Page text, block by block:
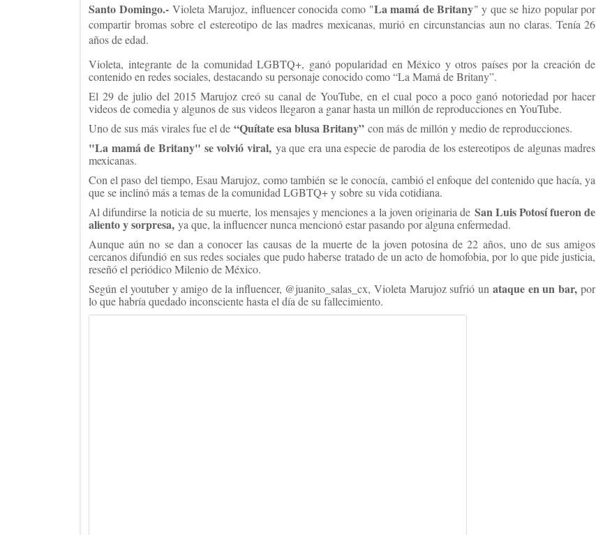
Santo Domingo.-Violeta Marujoz, influencer conocida como "La mamá de Britany" y que se hizo popular por
compartir bromas sobre el estereotipo de las madres mexicanas, murió en circunstancias aun no claras. Tenía 26
años de edad.
Violeta, integrante de la comunidad LGBTQ+, ganó popularidad en México y otros países por la creación de
contenido en redes sociales, destacando su personaje conocido como “La Mamá de Britany”.
El 29 de julio del 2015 Marujoz creó su canal de YouTube, en el cual poco a poco ganó notoriedad por hacer
videos de comedia y algunos de sus videos llegaron a ganar hasta un millón de reproducciones en YouTube.
Uno de sus más virales fue el de “Quítate esa blusa Britany” con más de millón y medio de reproducciones.
"La mamá de Britany" se volvió viral,ya que era una especie de parodia de los estereotipos de algunas madres
mexicanas.
Con el paso del tiempo, Esau Marujoz, como también se le conocía, cambió el enfoque del contenido que hacía, ya
que se inclinó más a temas de la comunidad LGBTQ+ y sobre su vida cotidiana.
Al difundirse la noticia de su muerte, los mensajes y menciones a la joven originaria de San Luis Potosí fueron de
aliento y sorpresa, ya que, la influencer nunca mencionó estar pasando por alguna enfermedad.
Aunque aún no se dan a conocer las causas de la muerte de la joven potosina de 22 años, uno de sus amigos
cercanos difundió en sus redes sociales que pudo haberse tratado de un acto de homofobia, por lo que pide justicia,
reseñó el periódico Milenio de México.
Según el youtuber y amigo de la influencer, @juanito_salas_cx, Violeta Marujoz sufrió unataque en un bar,por
lo que habría quedado inconsciente hasta el día de su fallecimiento.